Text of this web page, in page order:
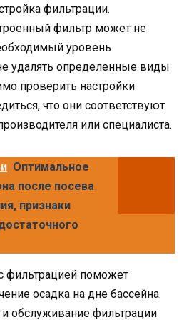
фильтрации.
фильтр может не
уровень
удалять определенные виды
проверить настройки
что они соответствуют
или специалиста.
Оптимальное
после посева
признаки
фильтрацией поможет
осадка на дне бассейна.
и обслуживание фильтрации